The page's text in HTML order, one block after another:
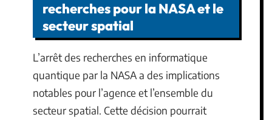
recherches pour la NASA et le
secteur spatial
L’arrêt des recherches en informatique
quantique par la NASA a des implications
notables pour l’agence et l’ensemble du
secteur spatial. Cette décision pourrait